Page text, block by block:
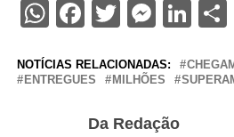
WhatsApp
Facebook
Twitter
NOTÍCIAS RELACIONADAS:
ENTREGUES
MILHÕES
Da Redação